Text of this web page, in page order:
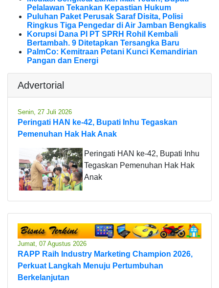
Pelalawan Tekankan Kepastian Hukum
Puluhan Paket Perusak Saraf Disita, Polisi
Ringkus Tiga Pengedar di Air Jamban Bengkalis
Korupsi Dana PI PT SPRH Rohil Kembali
Bertambah. 9 Ditetapkan Tersangka Baru
PalmCo: Kemitraan Petani Kunci Kemandirian
Pangan dan Energi
Advertorial
Senin, 27 Juli 2026
Peringati HAN ke-42, Bupati Inhu Tegaskan
Pemenuhan Hak Hak Anak
Peringati HAN ke-42, Bupati Inhu
Tegaskan Pemenuhan Hak Hak
Anak
Jumat, 07 Agustus 2026
RAPP Raih Industry Marketing Champion 2026,
Perkuat Langkah Menuju Pertumbuhan
Berkelanjutan